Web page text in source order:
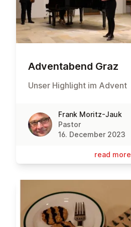
Ad­ventabend Graz
Unser Highlight im Advent
Frank Moritz-Jauk
Pastor
16. December 2023
read more